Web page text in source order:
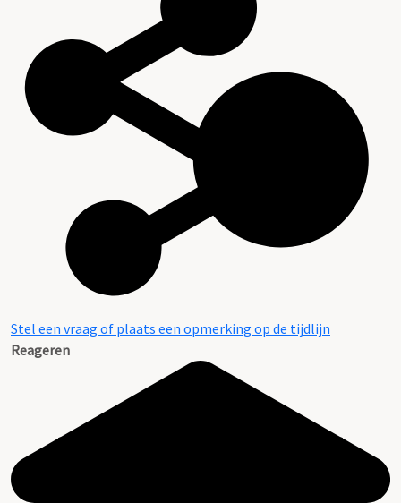
Stel een vraag of plaats een opmerking op de tijdlijn
Reageren